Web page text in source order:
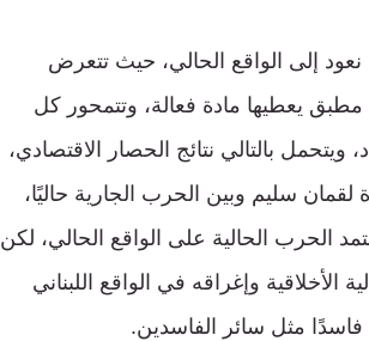
إلى الواقع الحالي، حيث تتعرض
يعطيها مادة فعالة، وتتمحور كل
بالتالي نتائج الحصار الاقتصادي،
سليم وبين الحرب الجارية حاليًا،
الحرب الحالية على الواقع الحالي، لكن
الأخلاقية وإغراقه في الواقع اللبناني
مثل سائر الفاسدين.